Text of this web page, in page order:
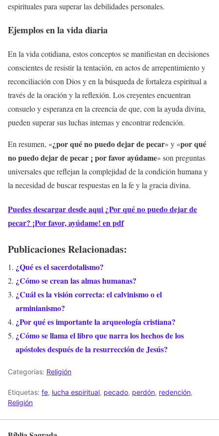
espirituales para superar las debilidades personales.
Ejemplos en la vida diaria
En la vida cotidiana, estos conceptos se manifiestan en decisiones
conscientes de resistir la tentación, en actos de arrepentimiento y
reconciliación con Dios y en la búsqueda de fortaleza espiritual a
través de la oración y la reflexión. Los creyentes encuentran
consuelo y esperanza en la creencia de que, con la ayuda divina,
pueden superar sus luchas internas y encontrar redención.
En resumen, «¿por qué no puedo dejar de pecar» y «por qué
no puedo dejar de pecar ¡ por favor ayúdame» son preguntas
universales que reflejan la complejidad de la condición humana y
la necesidad de buscar respuestas en la fe y la gracia divina.
Puedes descargar desde aqui ¿Por qué no puedo dejar de
pecar? ¡Por favor, ayúdame! en pdf
Publicaciones Relacionadas:
¿Qué es el sacerdotalismo?
¿Cómo se crean las almas humanas?
¿Cuál es la visión correcta: el calvinismo o el
arminianismo?
¿Por qué es importante la arqueología cristiana?
¿Cómo se llama el libro que narra los hechos de los
apóstoles después de la resurrección de Jesús?
Categorías: Religión
Etiquetas: fe, lucha espiritual, pecado, perdón, redención,
Religión